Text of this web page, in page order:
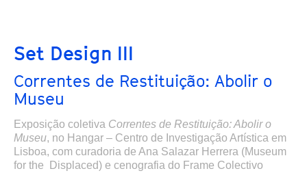
Set Design III
Correntes de Restituição: Abolir o
Museu
Exposição coletiva Correntes de Restituição: Abolir o
Museu, no Hangar – Centro de Investigação Artística em
Lisboa, com curadoria de Ana Salazar Herrera (Museum
for the Displaced) e cenografia do Frame Colectivo